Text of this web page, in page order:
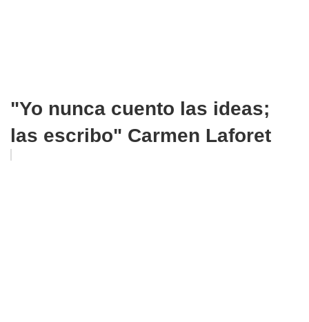
"Yo nunca cuento las ideas;
las escribo" Carmen Laforet